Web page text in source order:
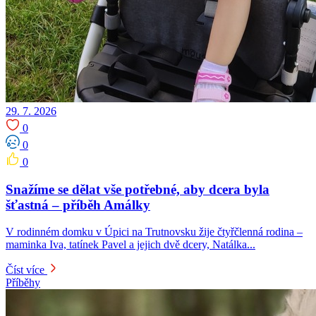
29. 7. 2026
0
0
0
Snažíme se dělat vše potřebné, aby dcera byla
šťastná – příběh Amálky
V rodinném domku v Úpici na Trutnovsku žije čtyřčlenná rodina –
maminka Iva, tatínek Pavel a jejich dvě dcery, Natálka...
Číst více
Příběhy